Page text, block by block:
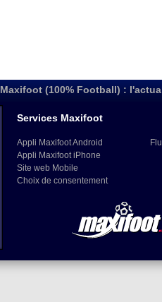
Maxifoot (100% Football) :
Services Maxifoot
Appli Maxifoot Android
Appli Maxifoot iPhone
Site web Mobile
Choix de consentement